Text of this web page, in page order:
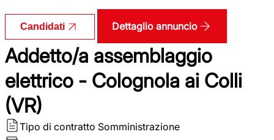
Candidati Dettaglio annuncio
Addetto/a assemblaggio
elettrico - Colognola ai Colli
(VR)
Tipo di contratto Somministrazione